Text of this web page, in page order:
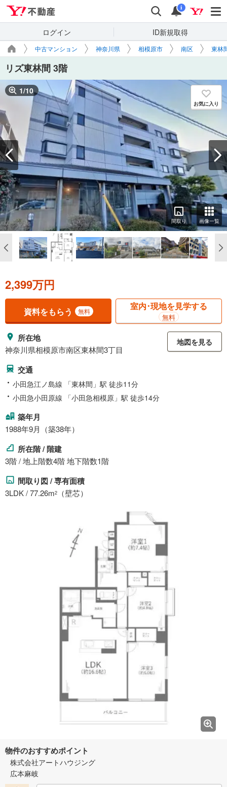
検索 通知
i
ログイン ID新規取得
中古マンション 神奈川県 相模原市 南区 東林
リズ東林間 3階
1/10
お気に入り
間取り 画像一覧
2,399万円
資料をもらう 無料 室内･現地を見学する
無料
所在地
神奈川県相模原市南区東林間3丁目
地図を見る
交通
小田急江ノ島線 「東林間」駅 徒歩11分
小田急小田原線 「小田急相模原」駅 徒歩14分
築年月
1988年9月（築38年）
所在階 / 階建
3階 / 地上階数4階 地下階数1階
間取り図 / 専有面積
3LDK / 77.26m2 （壁芯）
物件のおすすめポイント
株式会社アートハウジング
広本麻岐